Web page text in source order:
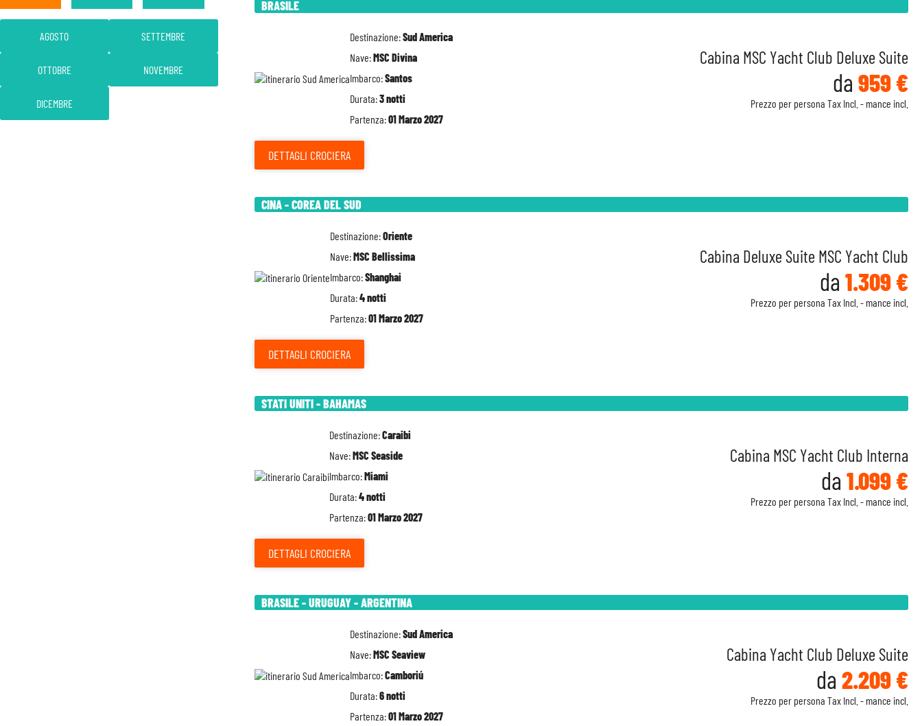
BRASILE
Destinazione:Sud America
Nave:MSC Divina
Imbarco:Santos
Durata:3 notti
Partenza:01 Marzo 2027
Cabina MSC Yacht Club Deluxe Suite
da 959 €
Prezzo per persona Tax Incl. - mance incl.
DETTAGLI CROCIERA
CINA - COREA DEL SUD
Destinazione:Oriente
Nave:MSC Bellissima
Imbarco:Shanghai
Durata:4 notti
Partenza:01 Marzo 2027
Cabina Deluxe Suite MSC Yacht Club
da 1.309 €
Prezzo per persona Tax Incl. - mance incl.
DETTAGLI CROCIERA
STATI UNITI - BAHAMAS
Destinazione:Caraibi
Nave:MSC Seaside
Imbarco:Miami
Durata:4 notti
Partenza:01 Marzo 2027
Cabina MSC Yacht Club Interna
da 1.099 €
Prezzo per persona Tax Incl. - mance incl.
DETTAGLI CROCIERA
BRASILE - URUGUAY - ARGENTINA
Destinazione:Sud America
Nave:MSC Seaview
Imbarco:Camboriú
Durata:6 notti
Partenza:01 Marzo 2027
Cabina Yacht Club Deluxe Suite
da 2.209 €
Prezzo per persona Tax Incl. - mance incl.
AGOSTO SETTEMBRE
OTTOBRE NOVEMBRE
DICEMBRE